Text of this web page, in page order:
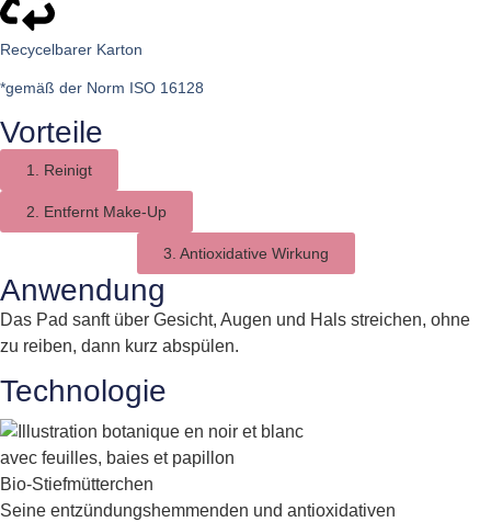
Recycelbarer Karton
*gemäß der Norm ISO 16128
Vorteile
1. Reinigt
2. Entfernt Make-Up
3. Antioxidative Wirkung
Anwendung
Das Pad sanft über Gesicht, Augen und Hals streichen, ohne
zu reiben, dann kurz abspülen.
Technologie
Bio-Stiefmütterchen
Seine entzündungshemmenden und antioxidativen